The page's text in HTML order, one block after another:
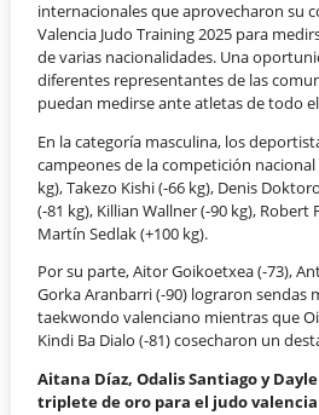
internacionales que aprovecharon su
Valencia Judo Training 2025 para
de varias nacionalidades. Una
diferentes representantes de las
puedan medirse ante atletas de todo
En la categoría masculina, los
campeones de la competición
kg), Takezo Kishi (-66 kg), Denis
(-81 kg), Killian Wallner (-90 kg), Robert
Martín Sedlak (+100 kg).
Por su parte, Aitor Goikoetxea (-73),
Gorka Aranbarri (-90) lograron sendas
taekwondo valenciano mientras que
Kindi Ba Dialo (-81) cosecharon un
Aitana Díaz, Odalis Santiago y
triplete de oro para el judo